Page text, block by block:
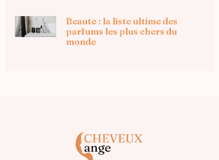
Beaute : la liste ultime des
parfums les plus chers du
monde